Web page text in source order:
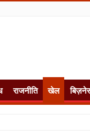
राजनीति खेल